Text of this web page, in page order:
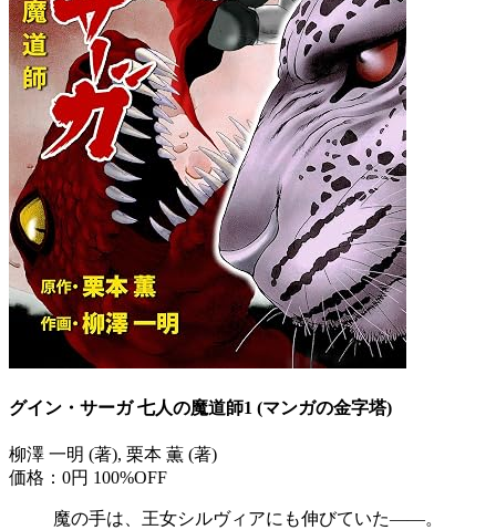
グイン・サーガ 七人の魔道師1 (マンガの金字塔)
柳澤 一明 (著), 栗本 薫 (著)
価格：0円 100%OFF
魔の手は、王女シルヴィアにも伸びていた――。